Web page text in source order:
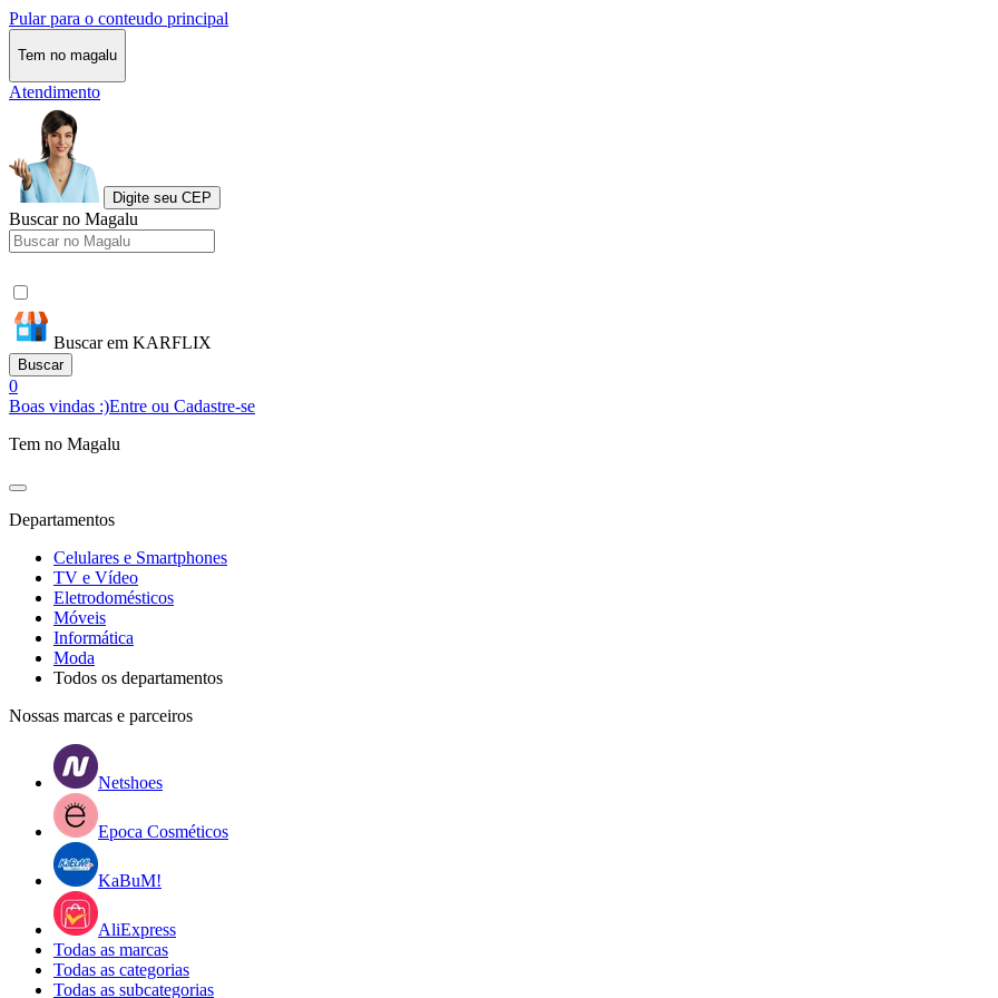
Pular para o conteudo principal
Tem no magalu
Atendimento
Digite seu CEP
Buscar no Magalu
Buscar em KARFLIX
Buscar
0
Boas vindas :)Entre ou Cadastre-se
Tem no Magalu
Departamentos
Celulares e Smartphones
TV e Vídeo
Eletrodomésticos
Móveis
Informática
Moda
Todos os departamentos
Nossas marcas e parceiros
Netshoes
Epoca Cosméticos
KaBuM!
AliExpress
Todas as marcas
Todas as categorias
Todas as subcategorias